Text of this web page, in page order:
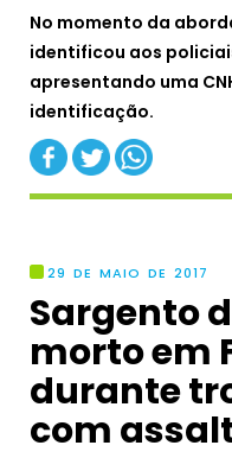
No momento da
identificou aos
apresentando uma
identificação.
29 DE MAIO DE 2017
Sargento
morto em
durante
com